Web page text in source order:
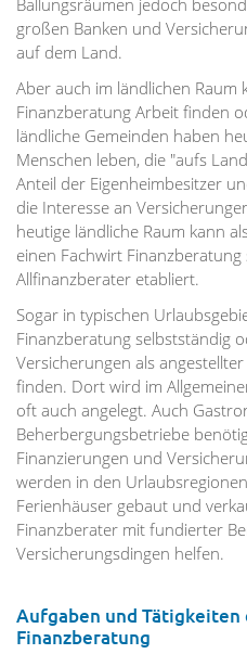
Ballungsräumen jedoch
großen Banken und
auf dem Land.
Aber auch im ländlichen Raum
Finanzberatung Arbeit finden
ländliche Gemeinden haben
Menschen leben, die "aufs
Anteil der Eigenheimbesitzer
die Interesse an
heutige ländliche Raum kann
einen Fachwirt Finanzberatung
Allfinanzberater etabliert.
Sogar in typischen
Finanzberatung selbstständig
Versicherungen als
finden. Dort wird im
oft auch angelegt. Auch
Beherbergungsbetriebe
Finanzierungen und
werden in den
Ferienhäuser gebaut und
Finanzberater mit fundierter
Versicherungsdingen helfen.
Aufgaben und Tätigkeiten
Finanzberatung